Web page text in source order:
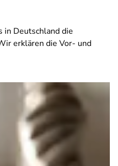
in Deutschland die
erklären die Vor- und